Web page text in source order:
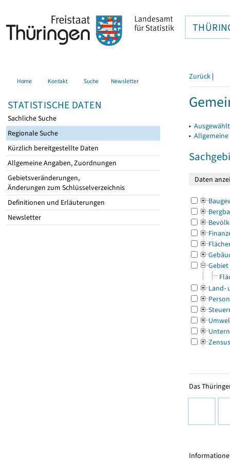
Home Kontakt Suche Newsletter
STATISTISCHE DATEN
Sachliche Suche
Regionale Suche
Kürzlich bereitgestellte Daten
Allgemeine Angaben, Zuordnungen
Gebietsveränderungen,
Änderungen zum Schlüsselverzeichnis
Definitionen und Erläuterungen
Newsletter
Zurück |
▸
▸
Gebiet
Land-
Zensus
Das